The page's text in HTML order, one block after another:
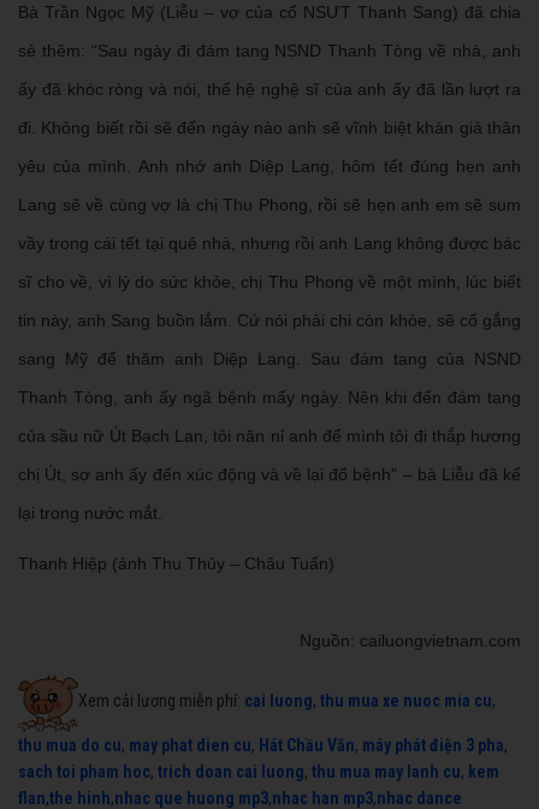
Bà Trần Ngọc Mỹ (Liễu – vợ của cố NSƯT Thanh Sang) đã chia
sẻ thêm: “Sau ngày đi đám tang NSND Thanh Tòng về nhà, anh
ấy đã khóc ròng và nói, thế hệ nghệ sĩ của anh ấy đã lần lượt ra
đi. Không biết rồi sẽ đến ngày nào anh sẽ vĩnh biệt khán giả thân
yêu của mình. Anh nhớ anh Diệp Lang, hôm tết đúng hẹn anh
Lang sẽ về cùng vợ là chị Thu Phong, rồi sẽ hẹn anh em sẽ sum
vầy trong cái tết tại quê nhà, nhưng rồi anh Lang không được bác
sĩ cho về, vì lý do sức khỏe, chị Thu Phong về một mình, lúc biết
tin này, anh Sang buồn lắm. Cứ nói phải chi còn khỏe, sẽ cố gắng
sang Mỹ để thăm anh Diệp Lang. Sau đám tang của NSND
Thanh Tòng, anh ấy ngã bệnh mấy ngày. Nên khi đến đám tang
của sầu nữ Út Bạch Lan, tôi năn nỉ anh để mình tôi đi thắp hương
chị Út, sợ anh ấy đến xúc động và về lại đổ bệnh” – bà Liễu đã kể
lại trong nước mắt.
Thanh Hiệp (ảnh Thu Thủy – Châu Tuấn)
Nguồn: cailuongvietnam.com
Xem cải lương miễn phí: cai luong, thu mua xe nuoc mia cu,
thu mua do cu, may phat dien cu, Hát Chầu Văn, máy phát điện 3 pha,
sach toi pham hoc, trich doan cai luong, thu mua may lanh cu, kem
flan,the hinh,nhac que huong mp3,nhac han mp3,nhac dance